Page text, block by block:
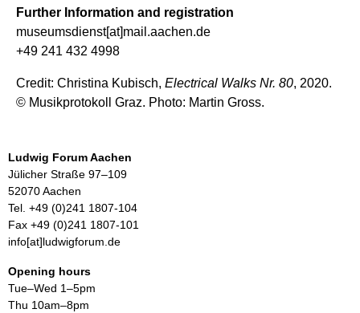
Further Information and registration
museumsdienst[at]mail.aachen.de
+49 241 432 4998
Credit: Christina Kubisch, Electrical Walks Nr. 80, 2020.
© Musikprotokoll Graz. Photo: Martin Gross.
Ludwig Forum Aachen
Jülicher Straße 97–109
52070 Aachen
Tel. +49 (0)241 1807-104
Fax +49 (0)241 1807-101
info[at]ludwigforum.de
Opening hours
Tue–Wed 1–5pm
Thu 10am–8pm